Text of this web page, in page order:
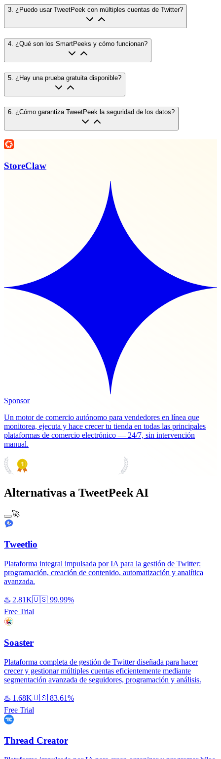
3. ¿Puedo usar TweetPeek con múltiples cuentas de Twitter?
4. ¿Qué son los SmartPeeks y cómo funcionan?
5 ¿Hay una prueba gratuita disponible?
6 ¿Cómo garantiza TweetPeek la seguridad de los datos?
StoreClaw
Sponsor
Un motor de comercio autónomo para vendedores en línea que
monitorea, ejecuta y hace crecer tu tienda en todas las principales
plataformas de comercio electrónico — 24/7, sin intervención
manual.
Alternativas a TweetPeek AI
🚀
Tweetlio
Plataforma integral impulsada por IA para la gestión de Twitter:
programación, creación de contenido, automatización y analítica
avanzada.
♨️ 2.81K🇺🇸 99.99%
Free Trial
Soaster
Plataforma completa de gestión de Twitter diseñada para hacer
crecer y gestionar múltiples cuentas eficientemente mediante
segmentación avanzada de seguidores, programación y análisis.
♨️ 1.68K🇺🇸 83.61%
Free Trial
Thread Creator